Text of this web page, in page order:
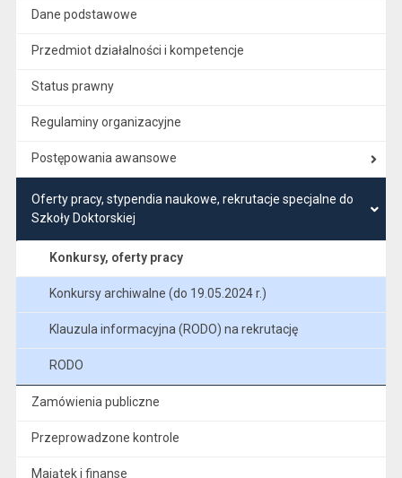
Dane podstawowe
Przedmiot działalności i kompetencje
Status prawny
Regulaminy organizacyjne
Postępowania awansowe
Oferty pracy, stypendia naukowe, rekrutacje specjalne do
Szkoły Doktorskiej
Konkursy, oferty pracy
Konkursy archiwalne (do 19.05.2024 r.)
Klauzula informacyjna (RODO) na rekrutację
RODO
Zamówienia publiczne
Przeprowadzone kontrole
Majątek i finanse